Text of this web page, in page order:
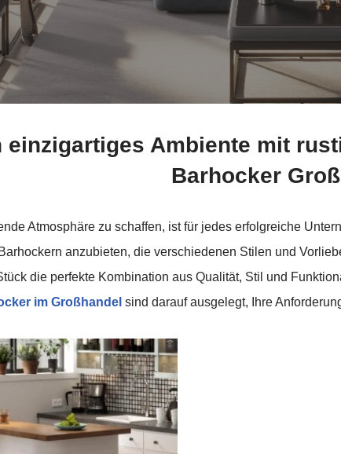
Ambiente mit
Barhocker
Atmosphäre zu schaffen, ist für jedes erfolgreiche
anzubieten, die verschiedenen Stilen und
die perfekte Kombination aus Qualität, Stil und
im Großhandel sind darauf ausgelegt, Ihre